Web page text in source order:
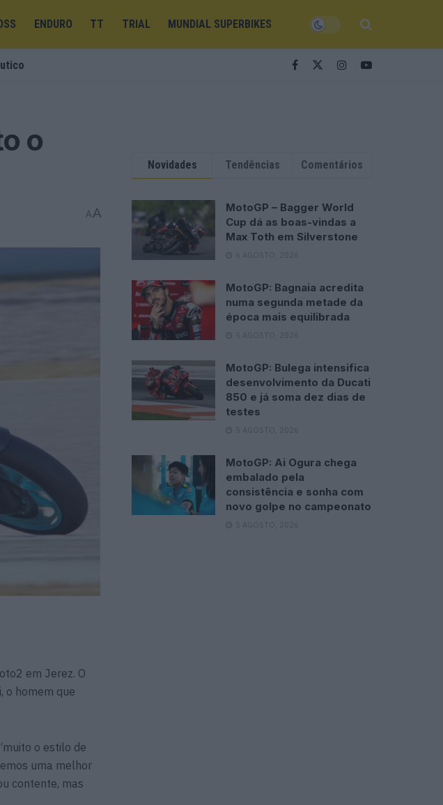
ENDURO TT TRIAL MUNDIAL SUPERBIKES
o
AA
em Jerez. O
o homem que
o estilo de
uma melhor
contente, mas
Novidades Tendências Comentários
MotoGP – Bagger World
Cup dá as boas-vindas a
Max Toth em Silverstone
6 AGOSTO, 2026
MotoGP: Bagnaia acredita
numa segunda metade da
época mais equilibrada
5 AGOSTO, 2026
MotoGP: Bulega intensifica
desenvolvimento da Ducati
850 e já soma dez dias de
testes
5 AGOSTO, 2026
MotoGP: Ai Ogura chega
embalado pela
consistência e sonha com
novo golpe no campeonato
5 AGOSTO, 2026